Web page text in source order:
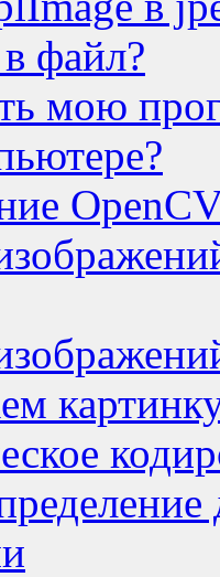
файл?
мою